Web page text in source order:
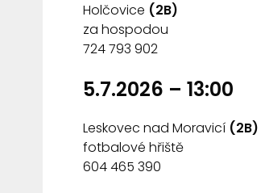
Holčovice (2B)
za hospodou
724 793 902
5.7.2026 – 13:00
Leskovec nad Moravicí (2B)
fotbalové hřiště
604 465 390